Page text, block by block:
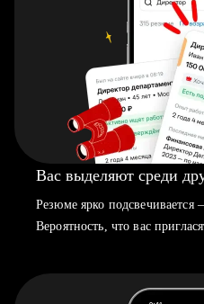
Вас выделяют среди
Резюме ярко подсвечивается
Вероятность, что вас